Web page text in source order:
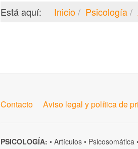
Está aquí: Inicio Psicología
Contacto Aviso legal y política de
PSICOLOGÍA: • Artículos • Psicosomática •